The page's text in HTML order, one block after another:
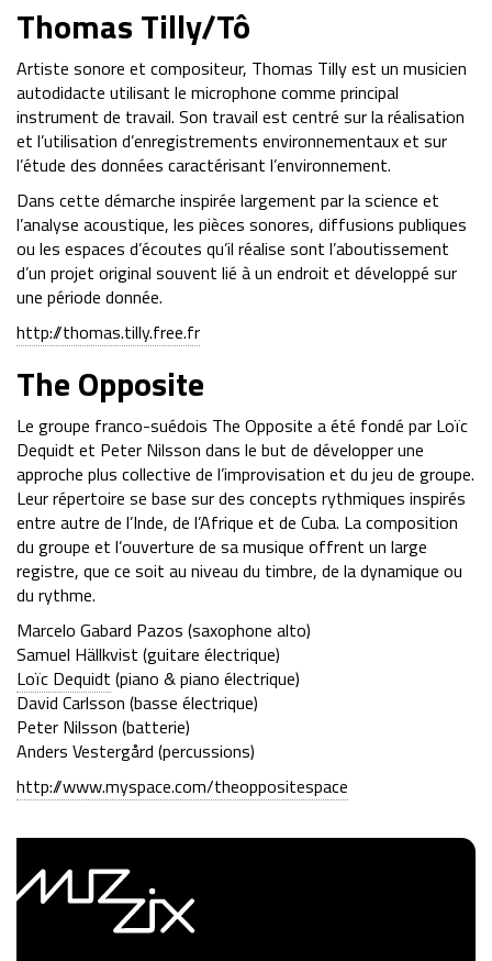
Thomas Tilly/Tô
Artiste sonore et compositeur, Thomas Tilly est un musicien
autodidacte utilisant le microphone comme principal
instrument de travail. Son travail est centré sur la réalisation
et l’utilisation d’enregistrements environnementaux et sur
l’étude des données caractérisant l’environnement.
Dans cette démarche inspirée largement par la science et
l’analyse acoustique, les pièces sonores, diffusions publiques
ou les espaces d’écoutes qu’il réalise sont l’aboutissement
d’un projet original souvent lié à un endroit et développé sur
une période donnée.
http://thomas.tilly.free.fr
The Opposite
Le groupe franco-suédois The Opposite a été fondé par Loïc
Dequidt et Peter Nilsson dans le but de développer une
approche plus collective de l’improvisation et du jeu de groupe.
Leur répertoire se base sur des concepts rythmiques inspirés
entre autre de l’Inde, de l’Afrique et de Cuba. La composition
du groupe et l’ouverture de sa musique offrent un large
registre, que ce soit au niveau du timbre, de la dynamique ou
du rythme.
Marcelo Gabard Pazos (saxophone alto)
Samuel Hällkvist (guitare électrique)
Loïc Dequidt (piano & piano électrique)
David Carlsson (basse électrique)
Peter Nilsson (batterie)
Anders Vestergård (percussions)
http://www.myspace.com/theoppositespace